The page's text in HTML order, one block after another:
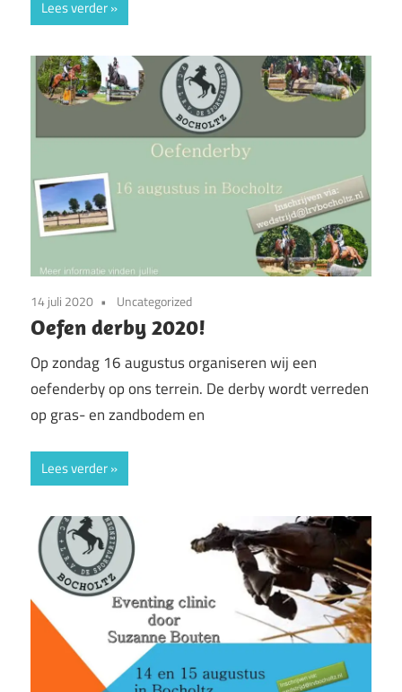
Lees verder
14 juli 2020 Uncategorized
Oefen derby 2020!
Op zondag 16 augustus organiseren wij een
oefenderby op ons terrein. De derby wordt verreden
op gras- en zandbodem en
Lees verder